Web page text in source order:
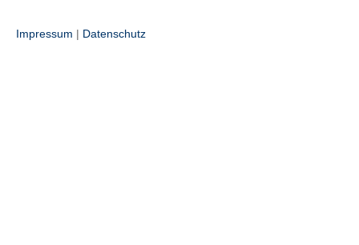
Impressum | Datenschutz